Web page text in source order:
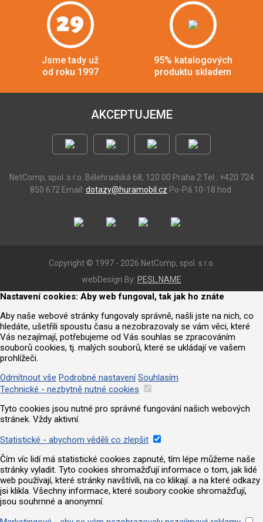
29
Jsme tady už
od roku 1997
95% katalogových
produktu skladem
AKCEPTUJEME
NetComp, spol. s r.o. Bělehradská 68, 120 00 Praha 2 Tel.: +420 724
850 672 Email: dotazy@huramobil.cz Po-Pá 10-18 hod.
Copyright © 1997 - 2026 NetComp, spol. s r.o.
webDesign By: PESL.NAME
Nastavení cookies: Aby web fungoval, tak jak ho znáte
Aby naše webové stránky fungovaly správně, našli jste na nich, co
hledáte, ušetřili spoustu času a nezobrazovaly se vám věci, které
Vás nezajímají, potřebujeme od Vás souhlas se zpracováním
souborů cookies, tj. malých souborů, které se ukládají ve vašem
prohlížeči.
Odmítnout vše Podrobné nastavení Souhlasím
Technické - nezbytně nutné cookies
Tyto cookies jsou nutné pro správné fungování našich webových
stránek. Vždy aktivní.
Statistické - abychom věděli co zlepšit
Čím víc lidí má statistické cookies zapnuté, tím lépe můžeme naše
stránky vyladit. Tyto cookies shromažďují informace o tom, jak lidé
web používají, které stránky navštívili, na co klikají. a na které odkazy
jsi klikla. Všechny informace, které soubory cookie shromažďují,
jsou souhrnné a anonymní.